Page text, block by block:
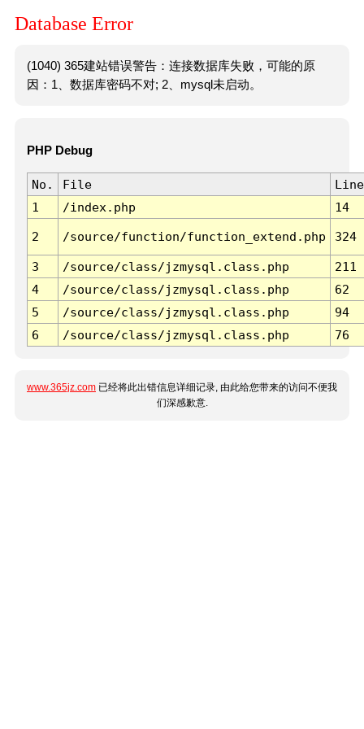
Database Error
(1040) 365建站错误警告：连接数据库失败，可能的原
因：1、数据库密码不对; 2、mysql未启动。
PHP Debug
No. File
Line
1
/index.php 14
2 /source/function/function_extend.php 324
3 /source/class/jzmysql.class.php
211
4
/source/class/jzmysql.class.php
62
5
/source/class/jzmysql.class.php
94
6
/source/class/jzmysql.class.php 76
www.365jz.com 已经将此出错信息详细记录, 由此给您带来的访问不便我
们深感歉意.